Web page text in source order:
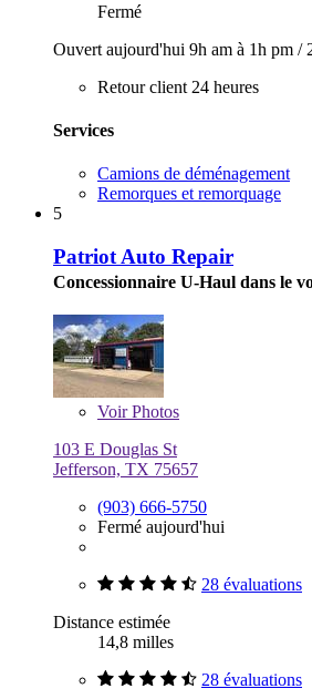
Fermé
Ouvert aujourd'hui 9h am à 1h pm /
Retour client 24 heures
Services
Camions de déménagement
Remorques et remorquage
5
Patriot Auto Repair
Concessionnaire U-Haul dans le
VoirPhotos
103 E Douglas St
Jefferson, TX 75657
(903) 666-5750
Fermé aujourd'hui
28 évaluations
Distance estimée
14,8 milles
28 évaluations